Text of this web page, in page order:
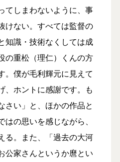
てしまわないように、事
けない。すべては監督の
知識・技術なくしては成
の重松（理仁）くんの方
。僕が毛利輝元に見えて
、ホントに感謝です。も
さい」と、ほかの作品と
の思いを感じながら、
る。また、「過去の大河
公家さんというか麿とい